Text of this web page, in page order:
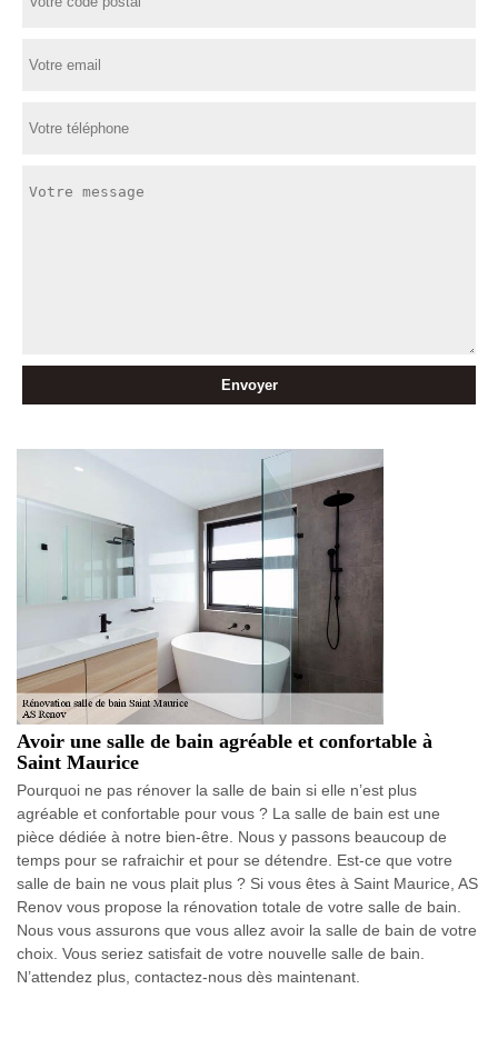
Avoir une salle de bain agréable et confortable à
Saint Maurice
Pourquoi ne pas rénover la salle de bain si elle n’est plus
agréable et confortable pour vous ? La salle de bain est une
pièce dédiée à notre bien-être. Nous y passons beaucoup de
temps pour se rafraichir et pour se détendre. Est-ce que votre
salle de bain ne vous plait plus ? Si vous êtes à Saint Maurice, AS
Renov vous propose la rénovation totale de votre salle de bain.
Nous vous assurons que vous allez avoir la salle de bain de votre
choix. Vous seriez satisfait de votre nouvelle salle de bain.
N’attendez plus, contactez-nous dès maintenant.